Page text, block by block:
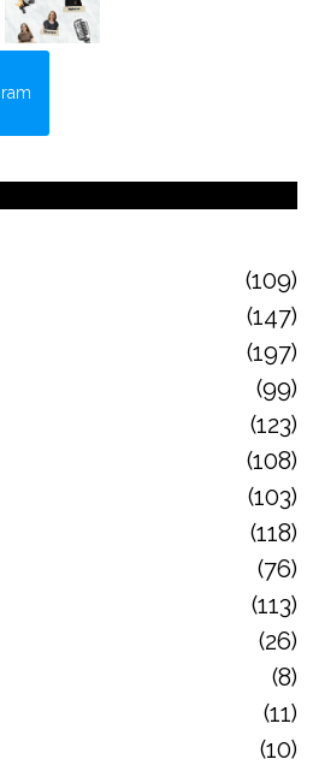
109
147
197
99
123
108
103
118
76
113
26
8
11
10